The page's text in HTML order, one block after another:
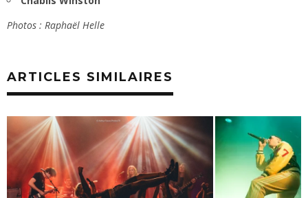
Photos : Raphaël Helle
ARTICLES SIMILAIRES